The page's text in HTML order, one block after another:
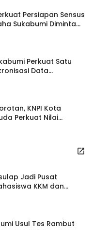
Persiapan Sensus
Sukabumi Diminta
Perkuat Satu
Data
KNPI Kota
Perkuat Nilai
Jadi Pusat
KKM dan
Usul Tes Rambut